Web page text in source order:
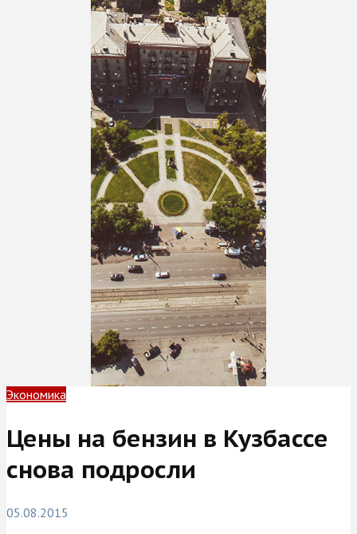
Экономика
Цены на бензин в Кузбассе
снова подросли
05.08.2015